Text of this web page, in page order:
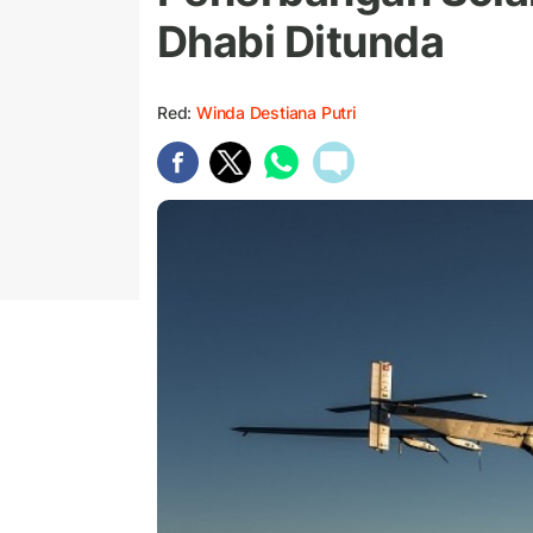
Dhabi Ditunda
Red: Winda Destiana Putri